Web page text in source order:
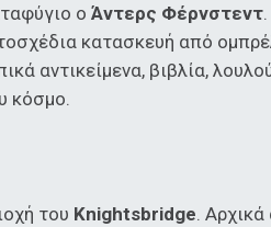
ο Άντερς Φέρνστεντ
κατασκευή από
αντικείμενα, βιβλία,
κόσμο.
του Knightsbridge.